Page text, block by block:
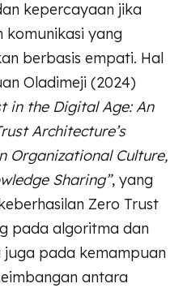
kepercayaan jika
komunikasi yang
berbasis empati. Hal
Oladimeji (2024)
in the Digital Age: An
Architecture’s
Organizational Culture,
Sharing”, yang
Zero Trust
pada algoritma dan
pada kemampuan
antara